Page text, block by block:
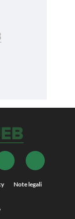
Note legali